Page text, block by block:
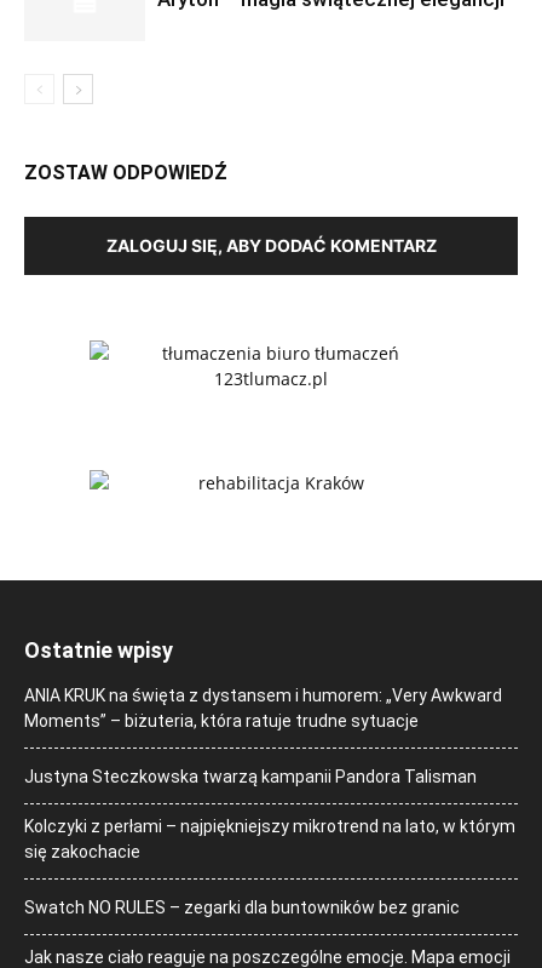
ZOSTAW ODPOWIEDŹ
ZALOGUJ SIĘ, ABY DODAĆ KOMENTARZ
Ostatnie wpisy
ANIA KRUK na święta z dystansem i humorem: „Very Awkward
Moments” – biżuteria, która ratuje trudne sytuacje
Justyna Steczkowska twarzą kampanii Pandora Talisman
Kolczyki z perłami – najpiękniejszy mikrotrend na lato, w którym
się zakochacie
Swatch NO RULES – zegarki dla buntowników bez granic
Jak nasze ciało reaguje na poszczególne emocje. Mapa emocji